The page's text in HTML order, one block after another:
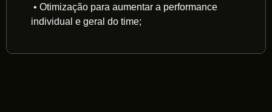
• Otimização para aumentar a performance
individual e geral do time;